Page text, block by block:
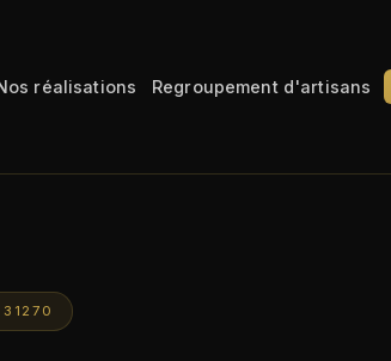
réalisations Regroupement d'artisans
31270